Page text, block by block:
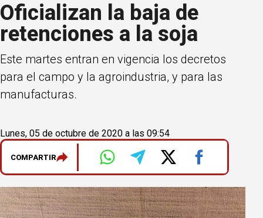
Oficializan la baja de
retenciones a la soja
Este martes entran en vigencia los decretos
para el campo y la agroindustria, y para las
manufacturas.
Lunes, 05 de octubre de 2020 a las 09:54
COMPARTIR